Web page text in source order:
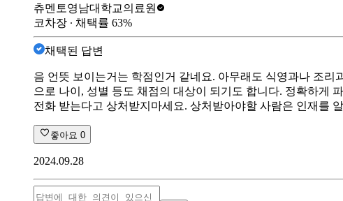
츄멘토영남대학교의료원
코차장 ∙ 채택률 63%
채택된 답변
음 언뜻 보이는거는 학점인거 같네요. 아무래도 식영과나 조
으로 나이, 성별 등도 채점의 대상이 되기도 합니다. 정확하게
전화 받는다고 상처받지마세요. 상처받아야할 사람은 인재를
좋아요 0
2024.09.28